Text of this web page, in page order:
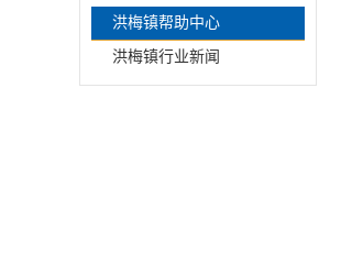
洪梅镇帮助中心
洪梅镇行业新闻